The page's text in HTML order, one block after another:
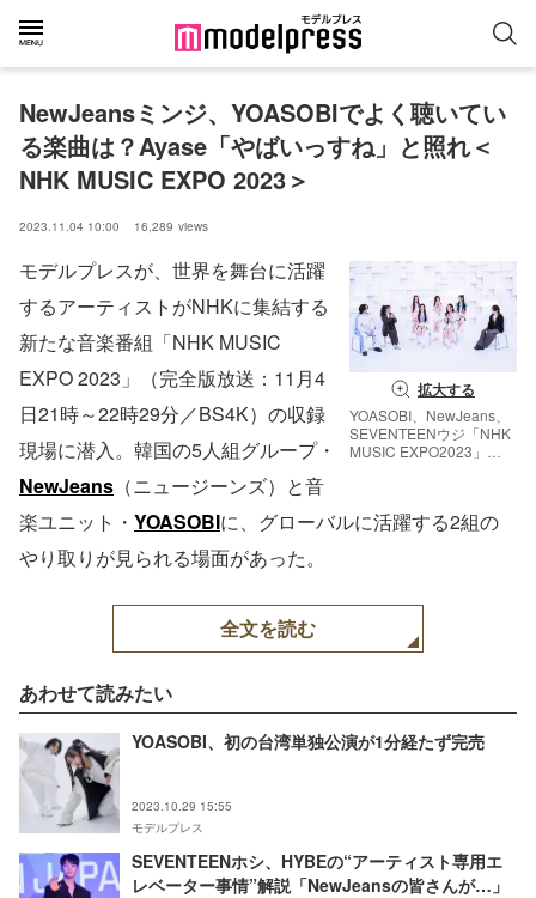
NewJeansミンジ、YOASOBIでよく聴いてい
る楽曲は？Ayase「やばいっすね」と照れ＜
NHK MUSIC EXPO 2023＞
2023.11.04 10:00 16,289 views
拡大する
YOASOBI、NewJeans、
SEVENTEENウジ「NHK
MUSIC EXPO2023」
モデルプレスが、世界を舞台に活躍
するアーティストがNHKに集結する
新たな音楽番組「NHK MUSIC
EXPO 2023」（完全版放送：11月4
日21時～22時29分／BS4K）の収録
現場に潜入。韓国の5人組グループ・
NewJeans （ニュージーンズ）と音
楽ユニット・ YOASOBIに、グローバルに活躍する2組の
やり取りが見られる場面があった。
全文を読む
あわせて読みたい
YOASOBI、初の台湾単独公演が1分経たず完売
2023.10.29 15:55
モデルプレス
SEVENTEENホシ、HYBEの“アーティスト専用エ
レベーター事情”解説「NewJeansの皆さんが…」